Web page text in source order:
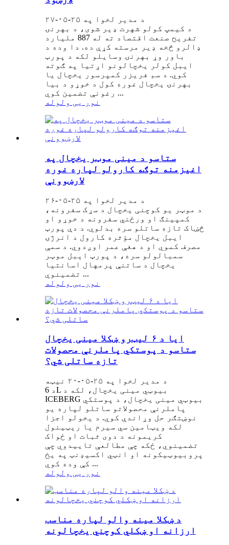
د مدیر لخوا په ۲۵-۰۵-۲۷
د کیمپ کولو شهرت ډیر شوی، د بهرنۍ
تفریح ​​صنعت اقتصاد ته له 887 ملیارد
ډالرو څخه ډیر مرسته کړې ده. دا وده د
باور وړ بهرنۍ وسایلو لکه د پورټ
ایبل کولر یخچالونو اړتیا په ګوته
کوي. د سم فریزر کمپرسور یخچال یا
بهرنۍ یخچال غوره کول د خوړو د بیا
رغونې تضمین کوي ​​...
نور یی ولوله
ستاسو د مینی موټر یخچال په
اغیزمنه توګه کارولو لپاره غوره
لارښوونې
د مدیر لخوا په ۲۵-۰۵-۲۶
د موټر یو کوچنی یخچال د سړک سفرونه،
کمپینګ او ورځني سفرونه د خوړو او
څښاک تازه ساتلو سره بدلوي. د دې پورټ
ایبل یخچال مؤثره کارول د انرژۍ
مصرف کموي او د هغې عمر اوږدوي. د سمې
سمبالولو سره، د پورټ ایبل موټر
یخچال د ساتنې پرمهال اسانتیا
تضمینوي ...
نور یی ولوله
ایا د ۶ لیټرو ښکلا مینی یخچال
ستاسو د پوستکي پاملرنې محصولات
تازه ساتلی شي؟
د مدیر لخوا په ۲۵-۰۵-۲۰ نیټه
د 6L بیوټي مینی یخچال، لکه د
ICEBERG بیوټي مینی یخچال، د پوستکي
پاملرنې محصولاتو ساتلو لپاره یو
نوښتګر حل وړاندې کوي. د یخولو اجزا
لکه ویټامین سي سیرم یا ریټینول
کریمونه د دوی ثبات او ځواک
تضمینوي، ځکه چې مطالعې تاییدوي چې
پروبیوټیکونه او انټي اکسیډنټ په یخ
کې وده کوي ...
نور یی ولوله
د ښکلا مینه والو لپاره مناسب
ارزانه او ښکلي کوچني یخچالونه